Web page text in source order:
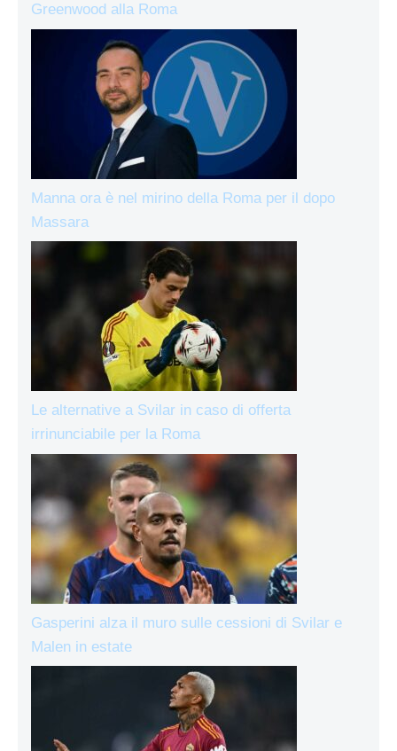
Greenwood alla Roma
Manna ora è nel mirino della Roma per il dopo
Massara
Le alternative a Svilar in caso di offerta
irrinunciabile per la Roma
Gasperini alza il muro sulle cessioni di Svilar e
Malen in estate